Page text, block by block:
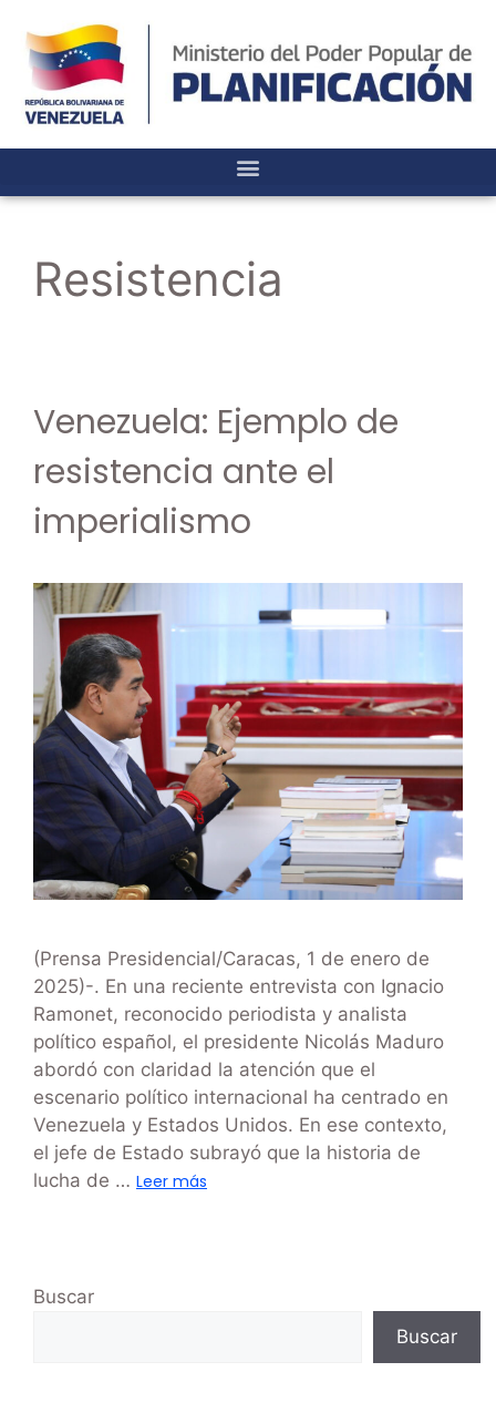
Resistencia
Venezuela: Ejemplo de
resistencia ante el
imperialismo
(Prensa Presidencial/Caracas, 1 de enero de
2025)-. En una reciente entrevista con Ignacio
Ramonet, reconocido periodista y analista
político español, el presidente Nicolás Maduro
abordó con claridad la atención que el
escenario político internacional ha centrado en
Venezuela y Estados Unidos. En ese contexto,
el jefe de Estado subrayó que la historia de
lucha de … Leer más
Buscar
Buscar